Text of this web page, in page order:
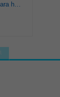
MasterClass Bandeja para hornear con agujeros perforados, molde para galletas, acero inoxidable, 27 x 39 x 2cm, 1 unidad